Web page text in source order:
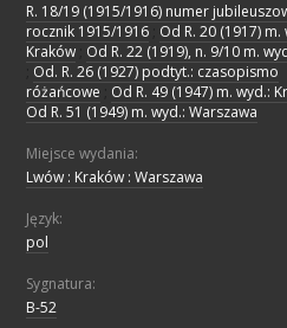
R. 18/19 (1915/1916) numer
rocznik 1915/1916 Od R. 20 (1917) m.
Kraków Od R. 22 (1919), n. 9/10 m.
Od. R. 26 (1927) podtyt.: czasopismo
różańcowe
Od R. 49 (1947) m. wyd.:
Od R. 51 (1949) m. wyd.: Warszawa
Miejsce wydania:
Lwów : Kraków : Warszawa
Język:
pol
Sygnatura:
B-52